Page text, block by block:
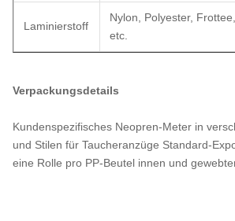
Laminierstoff
Nylon, Polyester,
etc.
Verpackungsdetails
Kundenspezifisches Neopren-Meter in
und Stilen für Taucheranzüge Standard-
eine Rolle pro PP-Beutel innen und